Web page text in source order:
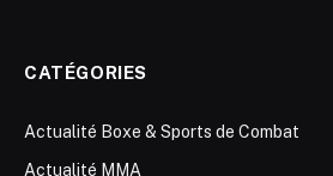
CATÉGORIES
Actualité Boxe & Sports de Combat
Actualité MMA